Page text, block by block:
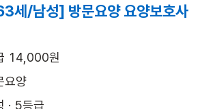
세/남성] 방문요양 요양보호사
14,000원
요양
· 5등급